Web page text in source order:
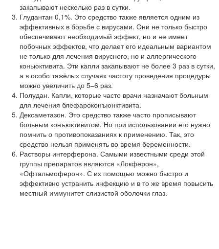
закапывают несколько раз в сутки.
Глудантан 0,1%. Это средство также является одним из
эффективных в борьбе с вирусами. Они не только быстро
обеспечивают необходимый эффект, но и не имеет
побочных эффектов, что делает его идеальным вариантом
не только для лечения вирусного, но и аллергического
коньюктивита. Эти капли закапывают не более 3 раз в сутки,
а в особо тяжёлых случаях частоту проведения процедуры
можно увеличить до 5–6 раз.
Полудан. Капли, которые часто врачи назначают больным
для лечения блефароконъюнктивита.
Дексаметазон. Это средство также часто прописывают
больным конъюктивитом. Но при использовании его нужно
помнить о противопоказаниях к применению. Так, это
средство нельзя применять во время беременности.
Растворы интерферона. Самыми известными среди этой
группы препаратов являются «Локферон»,
«Офтальмоферон». С их помощью можно быстро и
эффективно устранить инфекцию и в то же время повысить
местный иммунитет слизистой оболочки глаз.